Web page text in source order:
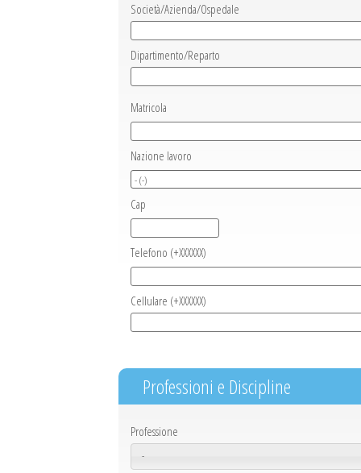
Società/Azienda/Ospedale
Dipartimento/Reparto
Matricola
Nazione lavoro
Cap
Telefono (+XXXXXX)
Cellulare (+XXXXXX)
Professioni e Discipline
Professione
-